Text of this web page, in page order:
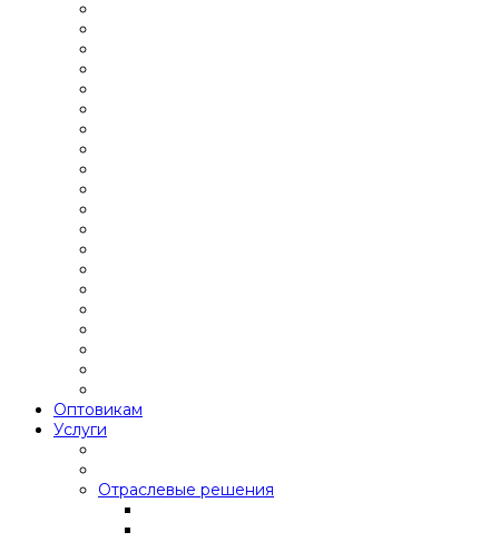
Оптовикам
Услуги
Отраслевые решения